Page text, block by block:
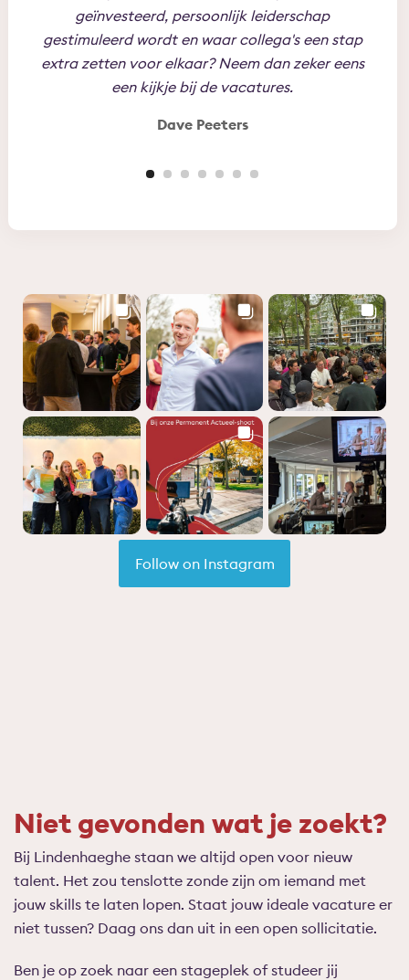
geïnvesteerd, persoonlijk leiderschap
gestimuleerd wordt en waar collega's een stap
extra zetten voor elkaar? Neem dan zeker eens
een kijkje bij de vacatures.
Dave Peeters
Follow on Instagram
Niet gevonden wat je zoekt?
Bij Lindenhaeghe staan we altijd open voor nieuw
talent. Het zou tenslotte zonde zijn om iemand met
jouw skills te laten lopen. Staat jouw ideale vacature er
niet tussen? Daag ons dan uit in een open sollicitatie.
Ben je op zoek naar een stageplek of studeer jij